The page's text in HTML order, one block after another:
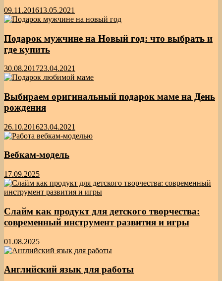
09.11.201613.05.2021
Подарок мужчине на Новый год: что выбрать и
где купить
30.08.201723.04.2021
Выбираем оригинальный подарок маме на День
рождения
26.10.201623.04.2021
Вебкам-модель
17.09.2025
Слайм как продукт для детского творчества:
современный инструмент развития и игры
01.08.2025
Английский язык для работы